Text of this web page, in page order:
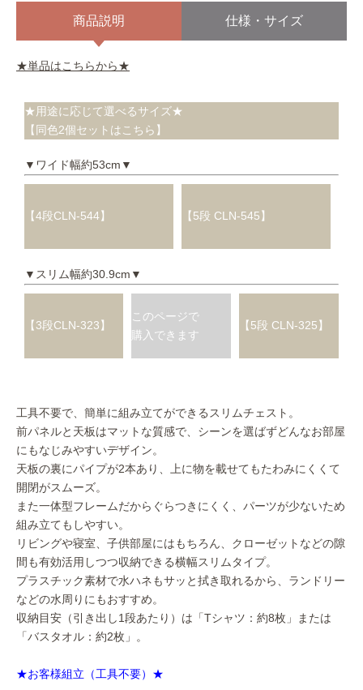
商品説明 仕様・サイズ
★単品はこちらから★
★用途に応じて選べるサイズ★
【同色2個セットはこちら】
▼ワイド幅約53cm▼
【4段CLN-544】 【5段 CLN-545】
▼スリム幅約30.9cm▼
【3段CLN-323】
このページで
購入できます
【5段 CLN-325】
工具不要で、簡単に組み立てができるスリムチェスト。
前パネルと天板はマットな質感で、シーンを選ばずどんなお部屋
にもなじみやすいデザイン。
天板の裏にパイプが2本あり、上に物を載せてもたわみにくくて
開閉がスムーズ。
また一体型フレームだからぐらつきにくく、パーツが少ないため
組み立てもしやすい。
リビングや寝室、子供部屋にはもちろん、クローゼットなどの隙
間も有効活用しつつ収納できる横幅スリムタイプ。
プラスチック素材で水ハネもサッと拭き取れるから、ランドリー
などの水周りにもおすすめ。
収納目安（引き出し1段あたり）は「Tシャツ：約8枚」または
「バスタオル：約2枚」。
★お客様組立（工具不要）★